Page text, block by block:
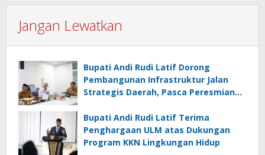
Jangan Lewatkan
Bupati Andi Rudi Latif Dorong
Pembangunan Infrastruktur Jalan
Strategis Daerah, Pasca Peresmian
Bupati Andi Rudi Latif Terima
Penghargaan ULM atas Dukungan
Program KKN Lingkungan Hidup